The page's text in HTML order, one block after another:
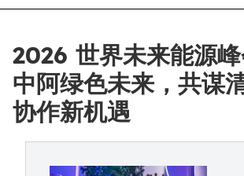
2026 世界未来能源
中阿绿色未来，共谋
协作新机遇